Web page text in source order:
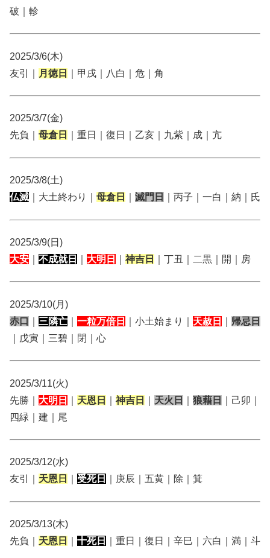
破｜軫
2025/3/6(木)
友引｜
月徳日 ｜甲戌｜八白｜危｜角
2025/3/7(金)
先負｜ 母倉日 ｜重日｜復日｜乙亥｜九紫｜成｜亢
2025/3/8(土)
仏滅 ｜大土終わり｜ 母倉日 滅門日 ｜丙子｜一白｜納｜氏
2025/3/9(日)
大安
不成就日 大明日 神吉日 ｜丁丑｜二黒｜開｜房
2025/3/10(月)
赤口
三隣亡 一粒万倍日 ｜小土始まり｜ 天赦日
帰忌日
｜戊寅｜三碧｜閉｜心
2025/3/11(火)
先勝｜ 大明日 天恩日 神吉日 天火日 狼藉日
｜己卯｜
四緑｜建｜尾
2025/3/12(水)
友引｜ 天恩日 受死日 ｜庚辰｜五黄｜除｜箕
2025/3/13(木)
先負｜ 天恩日 十死日 ｜重日｜復日｜辛巳｜六白｜満｜斗